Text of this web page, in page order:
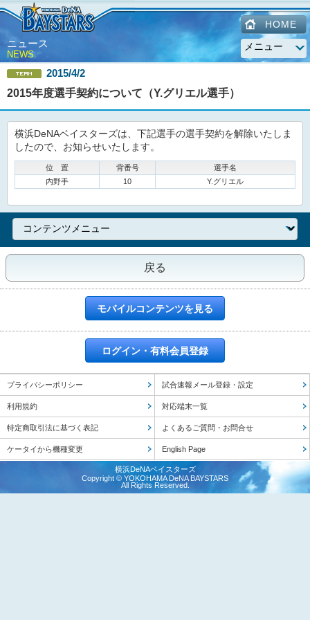
HOME
ニュース
NEWS
2015/4/2
2015年度選手契約について（Y.グリエル選手）
横浜DeNAベイスターズは、下記選手の選手契約を解除いたしま
したので、お知らせいたします。
位 置 背番号
選手名
内野手
10 Y.グリエル
戻る
モバイルコンテンツを見る
ログイン・有料会員登録
プライバシーポリシー 試合速報メール登録・設定
利用規約 対応端末一覧
特定商取引法に基づく表記 よくあるご質問・お問合せ
ケータイから機種変更 English Page
横浜DeNAベイスターズ
Copyright © YOKOHAMA DeNA BAYSTARS
All Rights Reserved.